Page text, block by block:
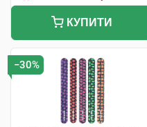
КУПИТИ
−30%